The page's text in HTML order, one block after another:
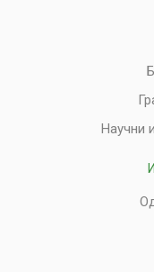
Научни